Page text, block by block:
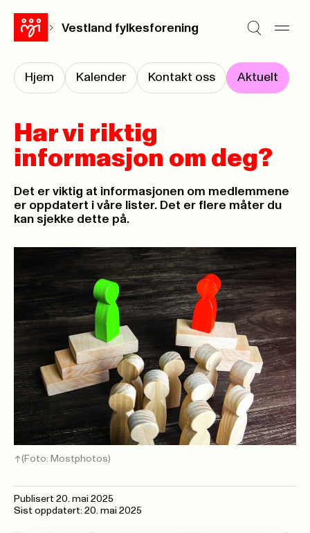
Vestland fylkesforening
Hjem Kalender Kontakt oss Aktuelt
Har vi riktig
informasjon om deg?
Det er viktig at informasjonen om medlemmene
er oppdatert i våre lister. Det er flere måter du
kan sjekke dette på.
(Foto: Mostphotos)
Publisert 20. mai 2025
Sist oppdatert: 20. mai 2025